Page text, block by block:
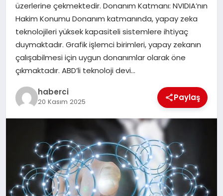
SIYASET
SPOR
YAŞAM
üzerlerine çekmektedir. Donanım Katmanı: NVIDIA’nın
Hakim Konumu Donanım katmanında, yapay zeka
teknolojileri yüksek kapasiteli sistemlere ihtiyaç
duymaktadır. Grafik işlemci birimleri, yapay zekanın
çalışabilmesi için uygun donanımlar olarak öne
çıkmaktadır. ABD’li teknoloji devi…
haberci
20 Kasım 2025 Paylaş